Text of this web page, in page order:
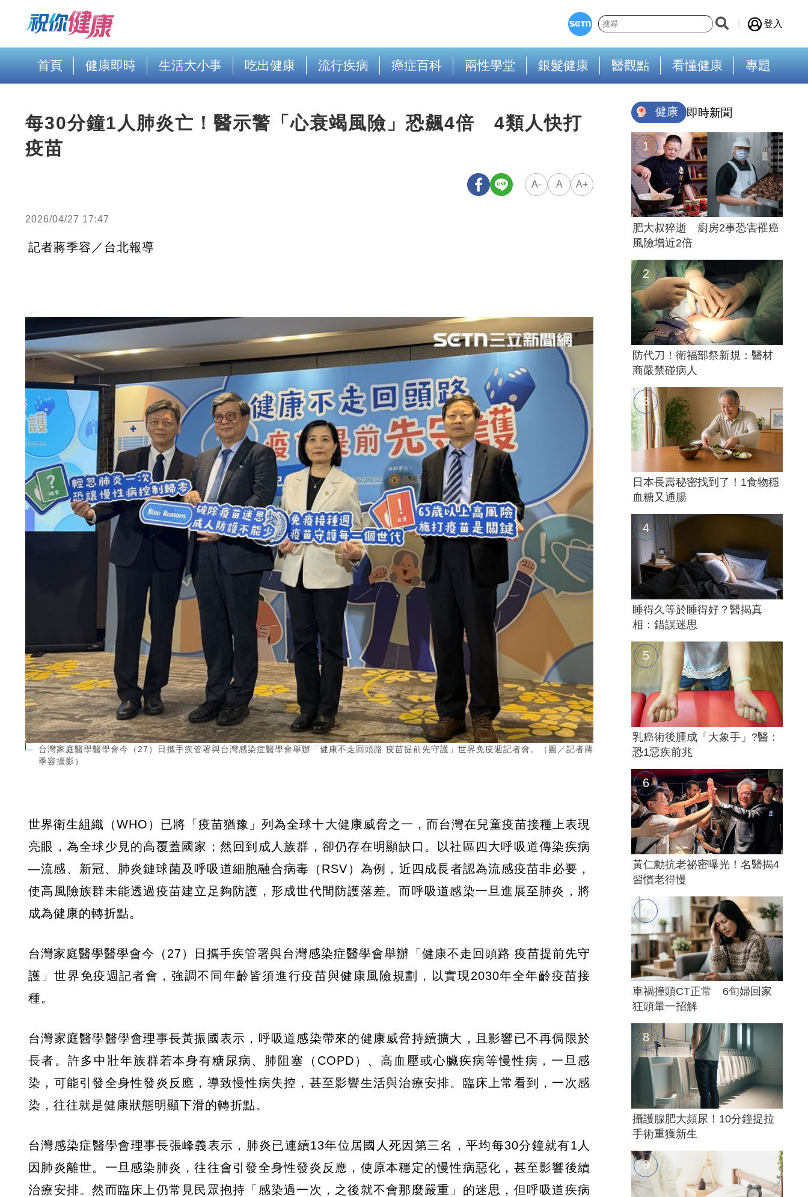
登入
首頁 健康即時 生活大小事 吃出健康 流行疾病 癌症百科 兩性學堂 銀髮健康 醫觀點 看懂健康 專題
每30分鐘1人肺炎亡！醫示警「心衰竭風險」恐飆4倍 4類人快打
疫苗
A- A A+
2026/04/27 17:47
記者蔣季容／台北報導
台灣家庭醫學醫學會今（27）日攜手疾管署與台灣感染症醫學會舉辦「健康不走回頭路 疫苗提前先守護」世界免疫週記者會。（圖／記者蔣
季容攝影）
世界衛生組織（WHO）已將「疫苗猶豫」列為全球十大健康威脅之一，而台灣在兒童疫苗接種上表現
亮眼，為全球少見的高覆蓋國家；然回到成人族群，卻仍存在明顯缺口。以社區四大呼吸道傳染疾病
—流感、新冠、肺炎鏈球菌及呼吸道細胞融合病毒（RSV）為例，近四成長者認為流感疫苗非必要，
使高風險族群未能透過疫苗建立足夠防護，形成世代間防護落差。而呼吸道感染一旦進展至肺炎，將
成為健康的轉折點。
台灣家庭醫學醫學會今（27）日攜手疾管署與台灣感染症醫學會舉辦「健康不走回頭路 疫苗提前先守
護」世界免疫週記者會，強調不同年齡皆須進行疫苗與健康風險規劃，以實現2030年全年齡疫苗接
種。
台灣家庭醫學醫學會理事長黃振國表示，呼吸道感染帶來的健康威脅持續擴大，且影響已不再侷限於
長者。許多中壯年族群若本身有糖尿病、肺阻塞（COPD）、高血壓或心臟疾病等慢性病，一旦感
染，可能引發全身性發炎反應，導致慢性病失控，甚至影響生活與治療安排。臨床上常看到，一次感
染，往往就是健康狀態明顯下滑的轉折點。
台灣感染症醫學會理事長張峰義表示，肺炎已連續13年位居國人死因第三名，平均每30分鐘就有1人
因肺炎離世。一旦感染肺炎，往往會引發全身性發炎反應，使原本穩定的慢性病惡化，甚至影響後續
治療安排。然而臨床上仍常見民眾抱持「感染過一次，之後就不會那麼嚴重」的迷思，但呼吸道疾病
健康 即時新聞
肥大叔猝逝 廚房2事恐害罹癌
風險增近2倍
防代刀！衛福部祭新規：醫材
商嚴禁碰病人
日本長壽秘密找到了！1食物穩
血糖又通腸
睡得久等於睡得好？醫揭真
相：錯誤迷思
乳癌術後腫成「大象手」?醫：
恐1惡疾前兆
黃仁勳抗老祕密曝光！名醫揭4
習慣老得慢
車禍撞頭CT正常 6旬婦回家
狂頭暈一招解
攝護腺肥大頻尿！10分鐘提拉
手術重獲新生